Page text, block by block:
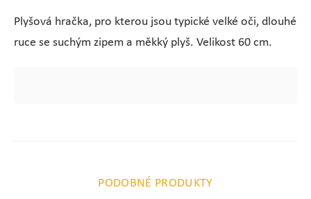
Plyšová hračka, pro kterou jsou typické velké oči, dlouhé
ruce se suchým zipem a měkký plyš. Velikost 60 cm.
PODOBNÉ PRODUKTY